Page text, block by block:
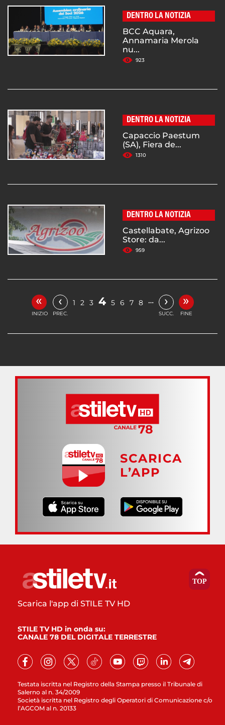
DENTRO LA NOTIZIA
BCC Aquara,
Annamaria Merola
nu...
923
DENTRO LA NOTIZIA
Capaccio Paestum
(SA), Fiera de...
1310
DENTRO LA NOTIZIA
Castellabate, Agrizoo
Store: da...
959
«
INIZIO
‹
PREC.
1 2 3 4 5 6 7 8 … ›
SUCC.
»
FINE
SCARICA
L’APP
Testata iscritta nel Registro della Stampa presso il Tribunale di
Salerno al n. 34/2009
Società iscritta nel Registro degli Operatori di Comunicazione c/o
l’AGCOM al n. 20133
Scarica l'app di STILE TV HD
STILE TV HD in onda su:
CANALE 78 DEL DIGITALE TERRESTRE